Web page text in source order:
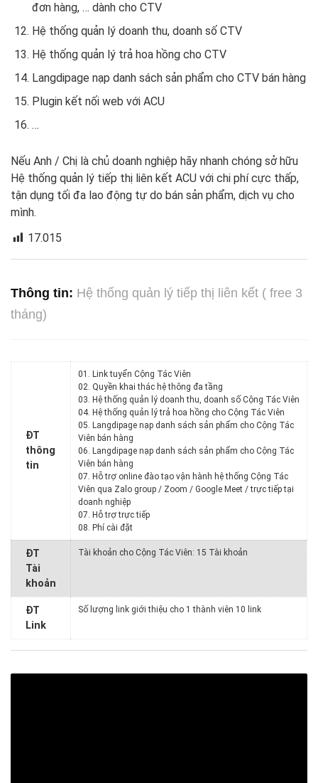
đơn hàng, … dành cho CTV
Hệ thống quản lý doanh thu, doanh số CTV
Hệ thống quản lý trả hoa hồng cho CTV
Langdipage nạp danh sách sản phẩm cho CTV bán hàng
Plugin kết nối web với ACU
…
Nếu Anh / Chị là chủ doanh nghiệp hãy nhanh chóng sở hữu
Hệ thống quản lý tiếp thị liên kết ACU với chi phí cực thấp,
tận dụng tối đa lao động tự do bán sản phẩm, dịch vụ cho
mình.
17.015
Thông tin: Hệ thống quản lý tiếp thị liên kết ( free 3
tháng)
ĐT
thông
tin
01. Link tuyển Cộng Tác Viên
02. Quyền khai thác hệ thông đa tầng
03. Hệ thống quản lý doanh thu, doanh số Cộng Tác Viên
04. Hệ thống quản lý trả hoa hồng cho Cộng Tác Viên
05. Langdipage nạp danh sách sản phẩm cho Cộng Tác
Viên bán hàng
06. Langdipage nạp danh sách sản phẩm cho Cộng Tác
Viên bán hàng
07. Hỗ trợ online đào tạo vận hành hệ thống Cộng Tác
Viên qua Zalo group / Zoom / Google Meet / trực tiếp tại
doanh nghiệp
07. Hỗ trợ trực tiếp
08. Phí cài đặt
ĐT
Tài
khoản
Tài khoản cho Cộng Tác Viên: 15 Tài khoản
ĐT
Link
Số lượng link giới thiệu cho 1 thành viên 10 link